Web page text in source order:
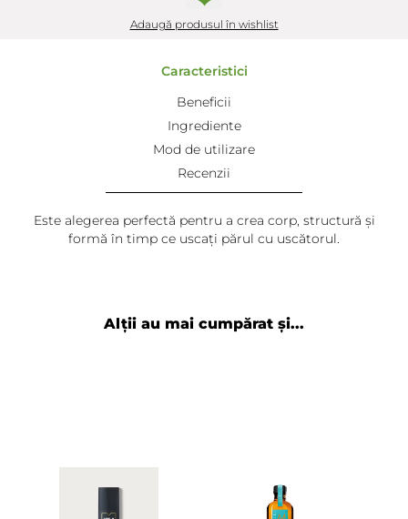
Adaugă produsul în wishlist
Caracteristici
Beneficii
Ingrediente
Mod de utilizare
Recenzii
Este alegerea perfectă pentru a crea corp, structură și
formă în timp ce uscați părul cu uscătorul.
Alții au mai cumpărat și...